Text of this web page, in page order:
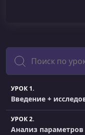
Поиск
УРОК 1.
Введение +
УРОК 2.
Анализ